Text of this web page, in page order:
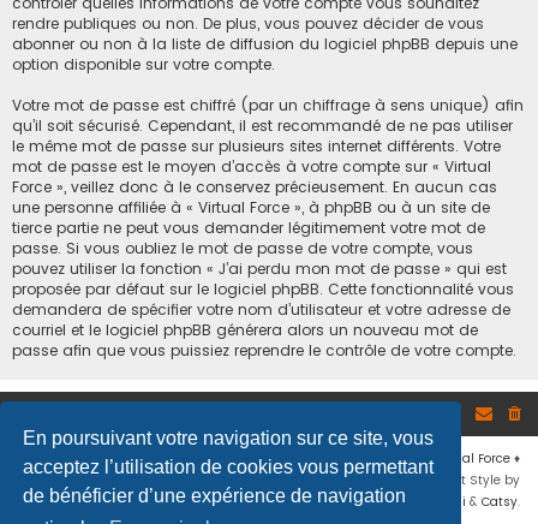
En poursuivant votre navigation sur ce site, vous
acceptez l’utilisation de cookies vous permettant
de bénéficier d’une expérience de navigation
rendre publiques ou non. De plus, vous pouvez décider de vous
abonner ou non à la liste de diffusion du logiciel phpBB depuis une
option disponible sur votre compte.
Votre mot de passe est chiffré (par un chiffrage à sens unique) afin
qu’il soit sécurisé. Cependant, il est recommandé de ne pas utiliser
le même mot de passe sur plusieurs sites internet différents. Votre
mot de passe est le moyen d’accès à votre compte sur « Virtual
Force », veillez donc à le conservez précieusement. En aucun cas
une personne affiliée à « Virtual Force », à phpBB ou à un site de
tierce partie ne peut vous demander légitimement votre mot de
passe. Si vous oubliez le mot de passe de votre compte, vous
pouvez utiliser la fonction « J’ai perdu mon mot de passe » qui est
proposée par défaut sur le logiciel phpBB. Cette fonctionnalité vous
demandera de spécifier votre nom d’utilisateur et votre adresse de
courriel et le logiciel phpBB générera alors un nouveau mot de
passe afin que vous puissiez reprendre le contrôle de votre compte.
Développé par phpBB® Forum Software © phpBB Limited♦ © 2019Virtual Force ♦
Communauté Steam
Confidentialité
Flat Style by
Ian Bradley♦ Adapté par Mogwaii & Catsy.